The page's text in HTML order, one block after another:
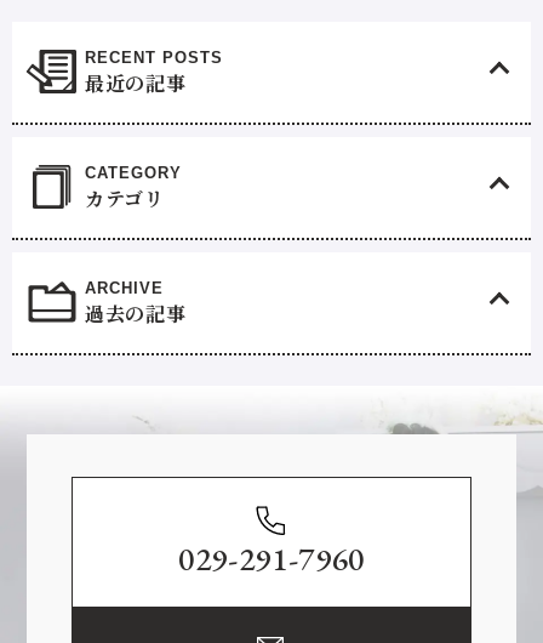
最近の記事
カテゴリ
過去の記事
Contact
029-291-7960